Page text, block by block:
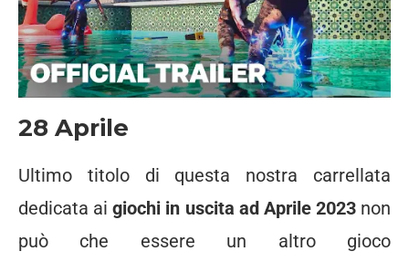
28 Aprile
Ultimo titolo di questa nostra carrellata
dedicata aigiochi in uscita ad Aprile 2023 non
può che essere un altro gioco